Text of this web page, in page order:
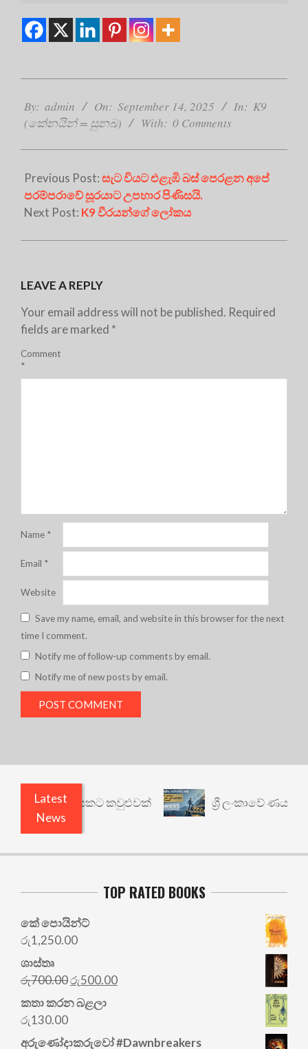
09-
14
By: admin On: September 14, 2025 In: K9
(කේනයින් = සුනඛ)
With: 0 Comments
Previous Post:සැට වියට එළැඹි බස් පෙරළන අපේ
පරම්පරාවේ සූරයාට උපහාර පිණිසයි.
Next Post: K9 වීරයන්ගේ ලෝකය
LEAVE A REPLY
Your email address will not be published. Required
fields are marked *
Comment
*
Name *
Email *
Website
Save my name, email, and website in this browser for the next
time I comment.
Notify me of follow-up comments by email.
Notify me of new posts by email.
Latest
News
යථාර්ථයකට කවුළුවක් ශ්‍රී ලංකාවේ ණය
TOP RATED BOOKS
කේ පොයින්ට්
රු1,250.00
ශාස්තෘ
රු700.00Original
price
was:
රු500.00Current
කතා කරන බළලා
රු130.00
අරු‍ණෝදාකරුවෝ #Dawnbreakers